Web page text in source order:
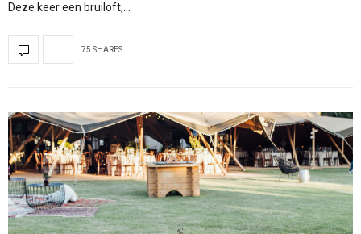
Deze keer een bruiloft,…
75 SHARES